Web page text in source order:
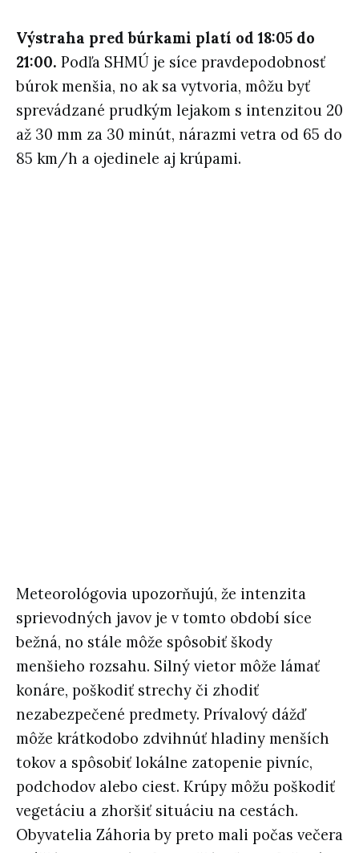
Výstraha pred búrkami platí od 18:05 do
21:00. Podľa SHMÚ je síce pravdepodobnosť
búrok menšia, no ak sa vytvoria, môžu byť
sprevádzané prudkým lejakom s intenzitou 20
až 30 mm za 30 minút, nárazmi vetra od 65 do
85 km/h a ojedinele aj krúpami.
Meteorológovia upozorňujú, že intenzita
sprievodných javov je v tomto období síce
bežná, no stále môže spôsobiť škody
menšieho rozsahu. Silný vietor môže lámať
konáre, poškodiť strechy či zhodiť
nezabezpečené predmety. Prívalový dážď
môže krátkodobo zdvihnúť hladiny menších
tokov a spôsobiť lokálne zatopenie pivníc,
podchodov alebo ciest. Krúpy môžu poškodiť
vegetáciu a zhoršiť situáciu na cestách.
Obyvatelia Záhoria by preto mali počas večera